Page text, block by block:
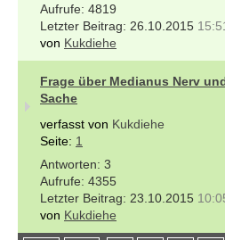
4819
26.10.2015
von Kukdiehe
Frage über Medianus Nerv
Sache
verfasst von Kukdiehe
Seite: 1
3
4355
23.10.2015
von Kukdiehe